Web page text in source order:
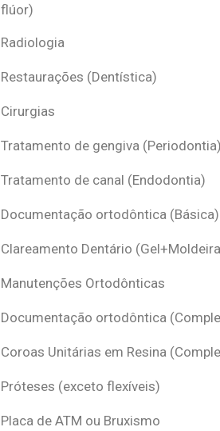
flúor)
Radiologia
Restaurações (Dentística)
Cirurgias
Tratamento de gengiva (Periodontia)
Tratamento de canal (Endodontia)
Documentação ortodôntica (Básica)
Clareamento Dentário
Manutenções Ortodônticas
Documentação ortodôntica
Coroas Unitárias em Resina
Próteses (exceto flexíveis)
Placa de ATM ou Bruxismo